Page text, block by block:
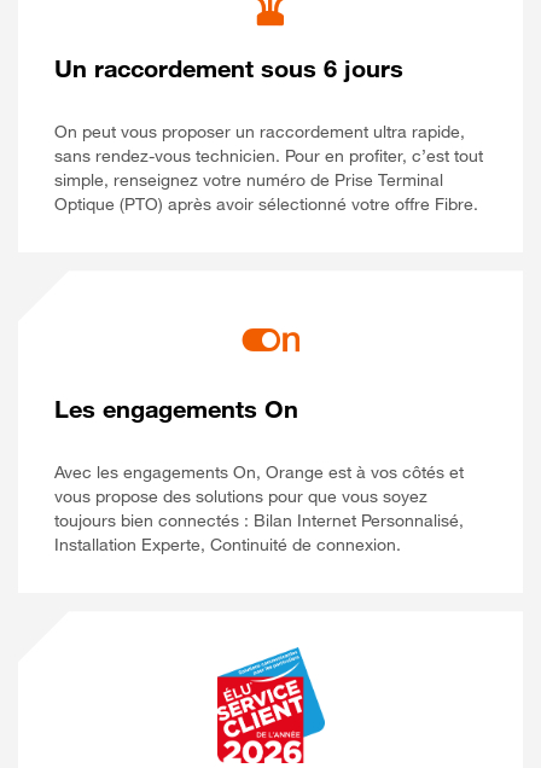
Un raccordement sous 6 jours
On peut vous proposer un raccordement ultra rapide,
sans rendez-vous technicien. Pour en profiter, c’est tout
simple, renseignez votre numéro de Prise Terminal
Optique (PTO) après avoir sélectionné votre offre Fibre.
Les engagements On
Avec les engagements On, Orange est à vos côtés et
vous propose des solutions pour que vous soyez
toujours bien connectés : Bilan Internet Personnalisé,
Installation Experte, Continuité de connexion.